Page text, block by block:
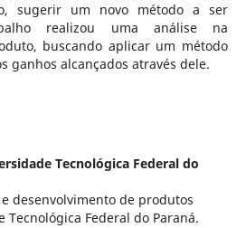
sugerir um novo método a ser
realizou uma análise na
buscando aplicar um método
ganhos alcançados através dele.
Tecnológica Federal do
desenvolvimento de produtos
Tecnológica Federal do Paraná.